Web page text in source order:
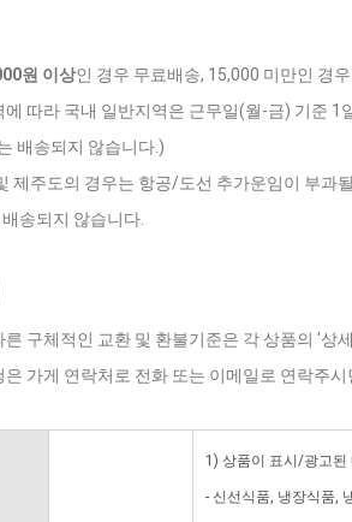
원 이상인 경우 무료배송, 15,000 미만인 경
에 따라 국내 일반지역은 근무일(월-금) 기준
배송되지 않습니다.)
제주도의 경우는 항공/도선 추가운임이 부과
송되지 않습니다.
른 구체적인 교환 및 환불기준은 각 상품의 '상
은 가게 연락처로 전화 또는 이메일로 연락주
1) 상품이 표시/광고된
- 신선식품, 냉장식품,